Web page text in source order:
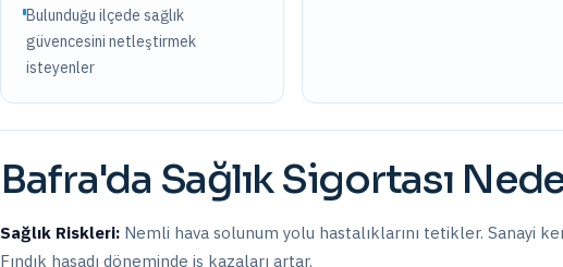
Bulunduğu ilçede sağlık
güvencesini netleştirmek
isteyenler
Bafra'da Sağlık Sigortası
Sağlık Riskleri: Nemli hava solunum yolu hastalıklarını tetikler. Sanayi
Fındık hasadı döneminde iş kazaları artar.